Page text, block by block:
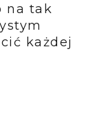
na tak
każdej